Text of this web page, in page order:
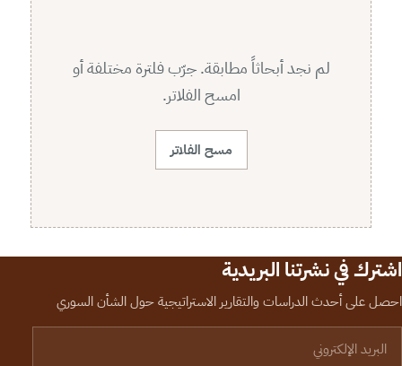
لم نجد أبحاثاً مطابقة. جرّب فلترة مختلفة أو
امسح الفلاتر.
مسح الفلاتر
اشترك في نشرتنا البريدية
احصل على أحدث الدراسات والتقارير الاستراتيجية حول الشأن السوري